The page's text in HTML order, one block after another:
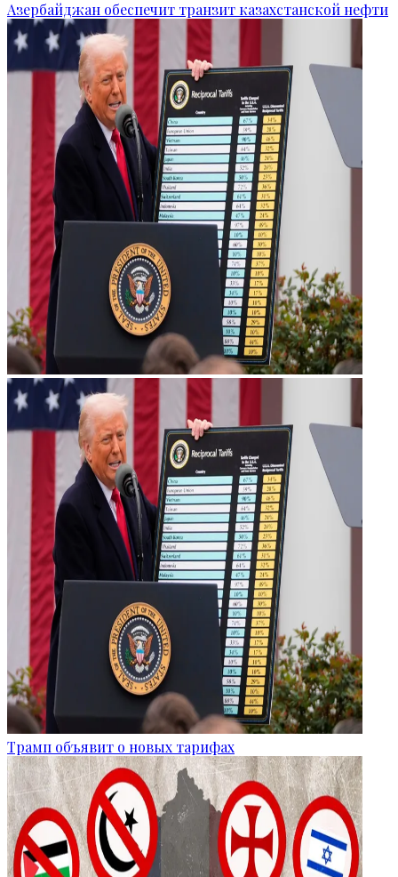
Азербайджан обеспечит транзит казахстанской нефти
Трамп объявит о новых тарифах